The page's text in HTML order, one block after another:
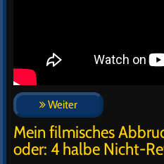
Weiter
Mein filmisches
oder: 4 halbe Nicht-